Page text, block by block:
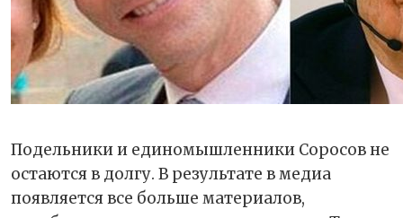
Подельники и единомышленники Соросов не
остаются в долгу. В результате в медиа
появляется все больше материалов,